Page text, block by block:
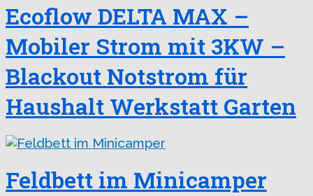
Ecoflow DELTA MAX –
Mobiler Strom mit 3KW –
Blackout Notstrom für
Haushalt Werkstatt Garten
Feldbett im Minicamper